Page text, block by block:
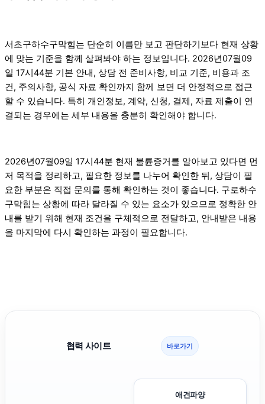
서초구하수구막힘는 단순히 이름만 보고 판단하기보다 현재 상황
에 맞는 기준을 함께 살펴봐야 하는 정보입니다. 2026년07월09
일 17시44분 기본 안내, 상담 전 준비사항, 비교 기준, 비용과 조
건, 주의사항, 공식 자료 확인까지 함께 보면 더 안정적으로 접근
할 수 있습니다. 특히 개인정보, 계약, 신청, 결제, 자료 제출이 연
결되는 경우에는 세부 내용을 충분히 확인해야 합니다.
2026년07월09일 17시44분 현재 불륜증거를 알아보고 있다면 먼
저 목적을 정리하고, 필요한 정보를 나누어 확인한 뒤, 상담이 필
요한 부분은 직접 문의를 통해 확인하는 것이 좋습니다. 구로하수
구막힘는 상황에 따라 달라질 수 있는 요소가 있으므로 정확한 안
내를 받기 위해 현재 조건을 구체적으로 전달하고, 안내받은 내용
을 마지막에 다시 확인하는 과정이 필요합니다.
협력 사이트 바로가기
애견파양